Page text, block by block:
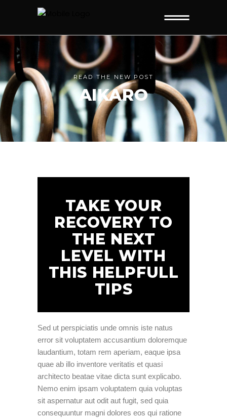
READ THE NEW POST
AIKARO
TAKE YOUR
RECOVERY TO
THE NEXT
LEVEL WITH
THIS HELPFULL
TIPS
Sed ut perspiciatis unde omnis iste natus
error sit voluptatem accusantium doloremque
laudantium, totam rem aperiam, eaque ipsa
quae ab illo inventore veritatis et quasi
architecto beatae vitae dicta sunt explicabo.
Nemo enim ipsam voluptatem quia voluptas
sit aspernatur aut odit aut fugit, sed quia
consequuntur magni dolores eos qui ratione